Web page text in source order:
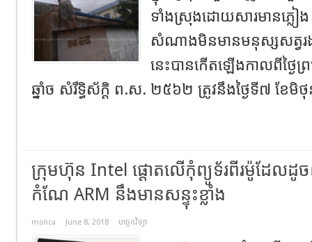
ទាំងស្រុងដោយសារមានភ្លៀង
សំណាងមិនមានមនុស្សសត្វរ
នេះបានកើតឡើងកាលពីថ្ងៃ
ឆ្នាំច សំរឹទ្ធិស័ក្តិ ព.ស. ២៥៦២ ត្រូវនឹងថ្ងៃទី៧ ខែមិ
ក្រុមហ៊ុន Intel ផ្តោតលើកុំព្យូទ័រពីរម៉ូដែលដូច
កំណែ ARM នឹងមានសន្ទុះខ្លាំង
molica June 8, 2018 បច្ចេកវិទ្យា